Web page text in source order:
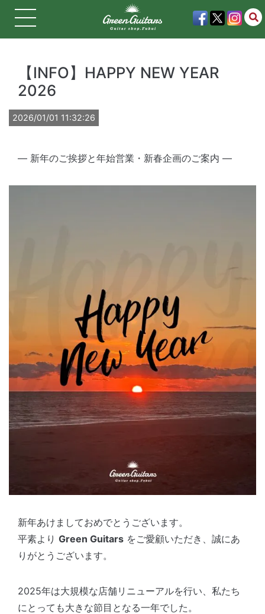
【INFO】HAPPY NEW YEAR
2026
2026/01/01 11:32:26
— 新年のご挨拶と年始営業・新春企画のご案内 —
新年あけましておめでとうございます。
平素より Green Guitars をご愛顧いただき、誠にあ
りがとうございます。
2025年は大規模な店舗リニューアルを行い、私たち
にとっても大きな節目となる一年でした。